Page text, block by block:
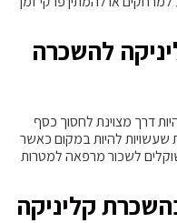
להשכרה
דרך מצוינת לחסוך כסף
שעשויות להיות במקום כאשר
לשכור מרפאה למטרות
קליניקה